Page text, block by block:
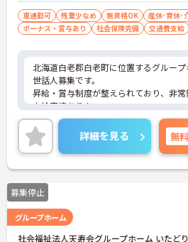
車通勤可 残業少なめ 無資格OK
産休･育休･
ボーナス・賞与あり
社会保険完備 交通費支給
北海道白老郡白老町に位置するグルー
世話人募集です。
昇給・賞与制度が整えられており、非常
支給実績あり！
頑張る職員にしっかりと還元されていま
ご興味のある方には、面接対策ポイン
に詳細をお話いたしますので、お気軽
さい。
詳細を見る 無料
募集停止
グループホーム
社会福祉法人天寿会グループホーム いたどり